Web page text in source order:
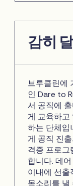
감히
브루클린에
인 Dare to
서 공직에
게 교육하고
하는 단체입
게 공직 진
격증 프로그
합니다. 데
이내에 선출
목소리를 낼